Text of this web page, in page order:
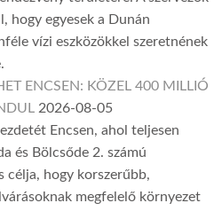
hogy egyesek a Dunán
vízi eszközökkel szeretnének
ENCSEN: KÖZEL 400 MILLIÓ
2026-08-05
Encsen, ahol teljesen
és Bölcsőde 2. számú
célja, hogy korszerűbb,
megfelelő környezet